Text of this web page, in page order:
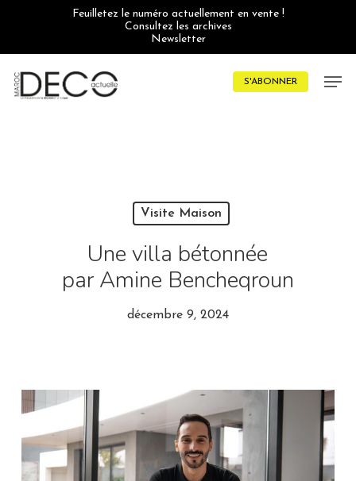
Feuilletez le numéro actuellement en vente !
Consultez les archives
Newsletter
S'ABONNER
Visite Maison
Une villa bétonnée
par Amine Bencheqroun
décembre 9, 2024